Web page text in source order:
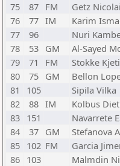
75
87 FM Getz Nicolai
76
77 IM Karim
77
96 Nuri
78
53 GM Al-Sayed
79
71 FM Stokke
80
75 GM Bellon
81
105 Sipila Vilka
82
88 IM Kolbus
83 151 Navarrete
84
37 GM Stefanova
85 102 FM Garcia
86 103 Malmdin